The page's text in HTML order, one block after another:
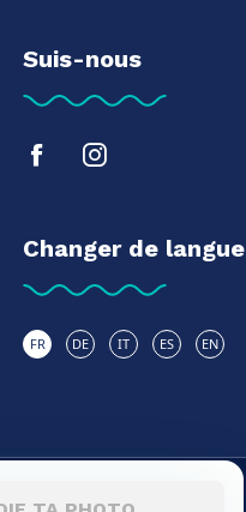
Suis-nous
Changer de langue
FR DE IT ES EN